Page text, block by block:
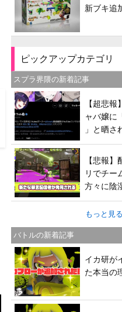
新ブキ追
ピックアップカテゴリ
スプラ界隈の新着記事
【超悲
ャバ嬢に
」と晒さ
【悲報
リでチー
方々に陰
ってしま
もっと見
バトルの新着記事
イカ研が
た本当の